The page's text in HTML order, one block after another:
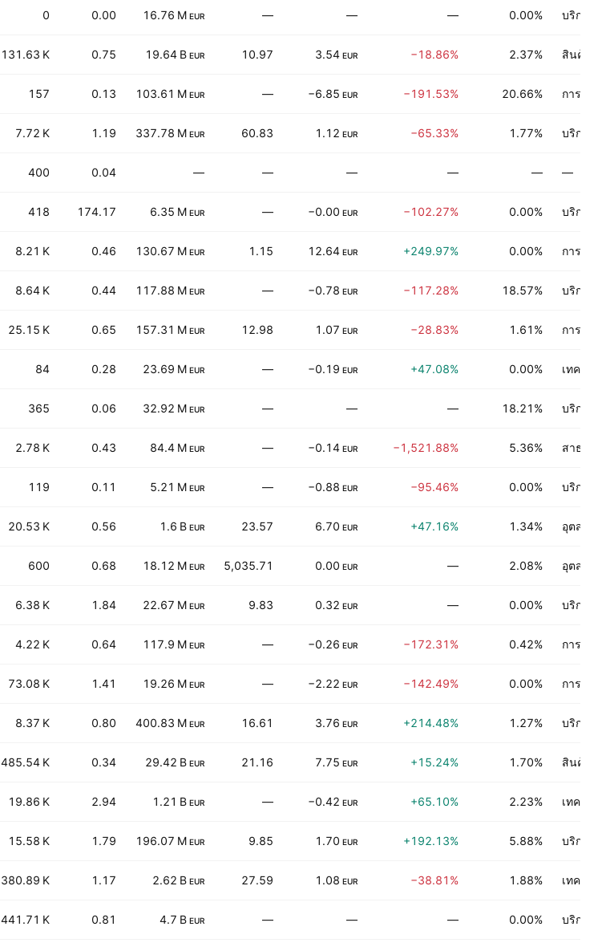
0 0.00 16.76 M EUR — — — 0.00% บริการท
131.63 K 0.75 19.64 B EUR 10.97 3.54 EUR −18.86% 2.37% สินค้าอุ
157 0.13 103.61 M EUR — −6.85 EUR −191.53% 20.66% การเงิน
7.72 K 1.19 337.78 M EUR 60.83 1.12 EUR −65.33% 1.77% บริการเ
400 0.04 — — — — — —
418 174.17 6.35 M EUR — −0.00 EUR −102.27% 0.00% บริการท
8.21 K 0.46 130.67 M EUR 1.15 12.64 EUR +249.97% 0.00% การเงิน
8.64 K 0.44 117.88 M EUR — −0.78 EUR −117.28% 18.57% บริการเ
25.15 K 0.65 157.31 M EUR 12.98 1.07 EUR −28.83% 1.61% การผลิต
84 0.28 23.69 M EUR — −0.19 EUR +47.08% 0.00% เทคโนโ
365 0.06 32.92 M EUR — — — 18.21% บริการเ
2.78 K 0.43 84.4 M EUR — −0.14 EUR −1,521.88% 5.36% สาธาร
119 0.11 5.21 M EUR — −0.88 EUR −95.46% 0.00% บริการท
20.53 K 0.56 1.6 B EUR 23.57 6.70 EUR +47.16% 1.34% อุตสาหก
600 0.68 18.12 M EUR 5,035.71 0.00 EUR — 2.08% อุตสาหก
6.38 K 1.84 22.67 M EUR 9.83 0.32 EUR — 0.00% บริการผู้
4.22 K 0.64 117.9 M EUR — −0.26 EUR −172.31% 0.42% การเงิน
73.08 K 1.41 19.26 M EUR — −2.22 EUR −142.49% 0.00% การเงิน
8.37 K 0.80 400.83 M EUR 16.61 3.76 EUR +214.48% 1.27% บริการเ
485.54 K 0.34 29.42 B EUR 21.16 7.75 EUR +15.24% 1.70% สินค้าอุ
19.86 K 2.94 1.21 B EUR — −0.42 EUR +65.10% 2.23% เทคโนโ
15.58 K 1.79 196.07 M EUR 9.85 1.70 EUR +192.13% 5.88% บริการท
380.89 K 1.17 2.62 B EUR 27.59 1.08 EUR −38.81% 1.88% เทคโนโ
441.71 K 0.81 4.7 B EUR — — — 0.00% บริการท